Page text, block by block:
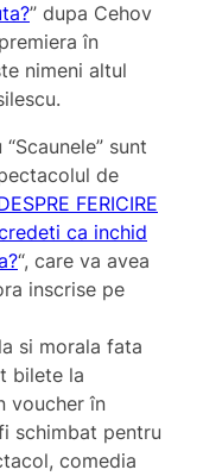
” dupa Cehov
în
nimeni altul
sunt
de
FERICIRE
ca inchid
“, care va avea
inscrise pe
si morala fata
bilete la
voucher în
schimbat pentru
comedia